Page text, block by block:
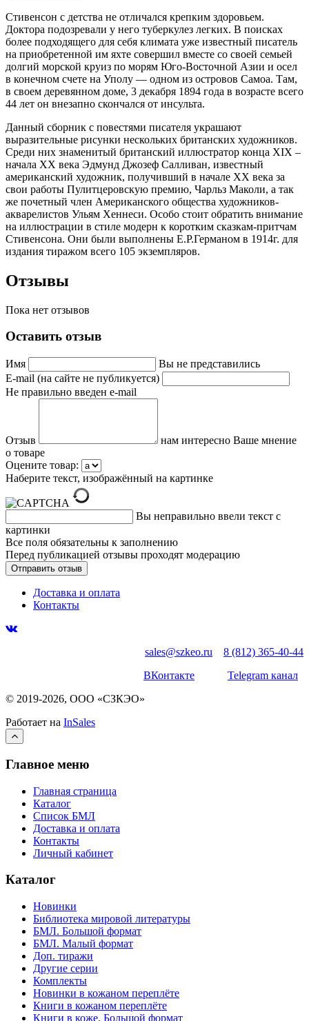
Стивенсон с детства не отличался крепким здоровьем.
Доктора подозревали у него туберкулез легких. В поисках
более подходящего для себя климата уже известный писатель
на приобретенной им яхте совершил вместе со своей семьей
долгий морской круиз по морям Юго-Восточной Азии и осел
в конечном счете на Уполу — одном из островов Самоа. Там,
в своем деревянном доме, 3 декабря 1894 года в возрасте всего
44 лет он внезапно скончался от инсульта.
Данный сборник с повестями писателя украшают
выразительные рисунки нескольких британских художников.
Среди них знаменитый британский иллюстратор конца XIX –
начала XX века Эдмунд Джозеф Салливан, известный
американский художник, получивший в начале XX века за
свои работы Пулитцеровскую премию, Чарльз Маколи, а так
же почетный член Американского общества художников-
акварелистов Ульям Хеннеси. Особо стоит обратить внимание
на иллюстрации в стиле модерн к коротким сказкам-притчам
Стивенсона. Они были выполнены Е.Р.Германом в 1914г. для
издания тиражом всего 105 экземпляров.
Отзывы
Пока нет отзывов
Оставить отзыв
Имя
Вы не представились
E-mail (на сайте не публикуется)
Не правильно введен e-mail
Отзыв
нам интересно Ваше мнение
о товаре
Оцените товар:
Наберите текст, изображённый на картинке
Вы неправильно ввели текст с
картинки
Все поля обязательны к заполнению
Перед публикацией отзывы проходят модерацию
Доставка и оплата
Контакты
sales@szkeo.ru
8 (812) 365-40-44
ВКонтакте
Telegram канал
© 2019-2026, ООО «СЗКЭО»
Работает на InSales
Главное меню
Главная страница
Каталог
Список БМЛ
Доставка и оплата
Контакты
Личный кабинет
Каталог
Новинки
Библиотека мировой литературы
БМЛ. Большой формат
БМЛ. Малый формат
Доп. тиражи
Другие серии
Комплекты
Новинки в кожаном переплёте
Книги в кожаном переплёте
Книги в коже. Большой формат